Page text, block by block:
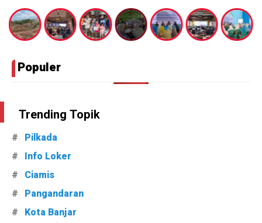
Populer
Trending Topik
Pilkada
Info Loker
Ciamis
Pangandaran
Kota Banjar